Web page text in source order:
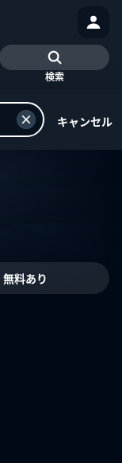
検索
キャンセル
無料あり